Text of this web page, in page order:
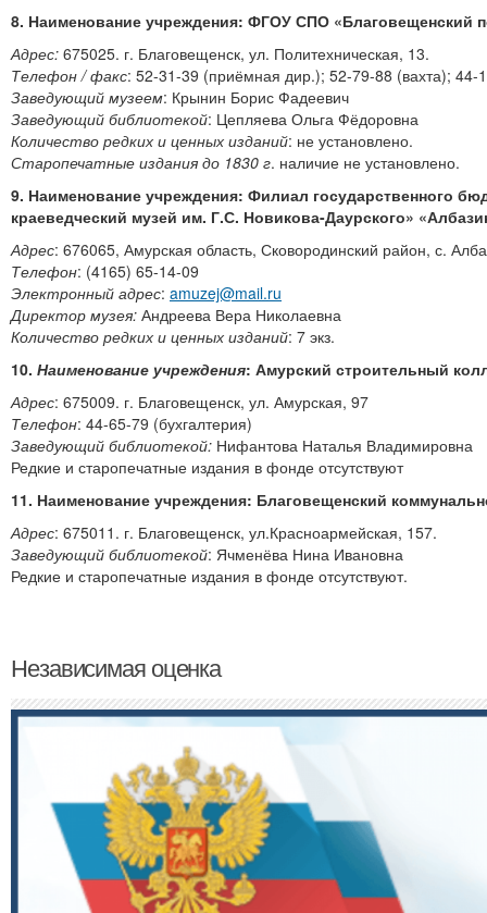
8. Наименование учреждения: ФГОУ СПО «Благовещенский
Адрес: 675025. г. Благовещенск, ул. Политехническая, 13.
Телефон / факс: 52-31-39 (приёмная дир.); 52-79-88 (вахта); 44-
Заведующий музеем: Крынин Борис Фадеевич
Заведующий библиотекой: Цепляева Ольга Фёдоровна
Количество редких и ценных изданий: не установлено.
Старопечатные издания до 1830 г. наличие не установлено.
9. Наименование учреждения: Филиал государственного
краеведческий музей им. Г.С. Новикова-Даурского»
Адрес: 676065, Амурская область, Сковородинский район, с.
Телефон: (4165) 65-14-09
Электронный адрес: amuzej@mail.ru
Директор музея: Андреева Вера Николаевна
Количество редких и ценных изданий: 7 экз.
10. Наименование учреждения: Амурский строительный
Адрес: 675009. г. Благовещенск, ул. Амурская, 97
Телефон: 44-65-79 (бухгалтерия)
Заведующий библиотекой: Нифантова Наталья Владимировна
Редкие и старопечатные издания в фонде отсутствуют
11. Наименование учреждения: Благовещенский
Адрес: 675011. г. Благовещенск, ул.Красноармейская, 157.
Заведующий библиотекой: Ячменёва Нина Ивановна
Редкие и старопечатные издания в фонде отсутствуют.
Независимая оценка